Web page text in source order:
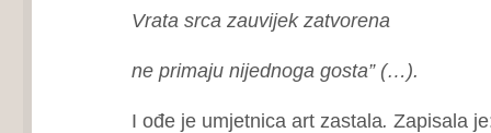
Vrata srca zauvijek zatvorena
ne primaju nijednoga gosta” (…).
I ođe je umjetnica art zastala. Zapisala